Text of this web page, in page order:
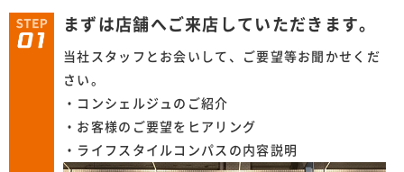
まずは店舗へご来店していただきます。
当社スタッフとお会いして、ご要望等お聞かせくだ
さい。
・コンシェルジュのご紹介
・お客様のご要望をヒアリング
・ライフスタイルコンパスの内容説明